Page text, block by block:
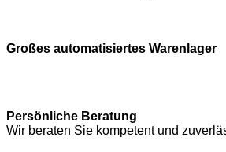
Großes automatisiertes Warenlager
Persönliche Beratung
Wir beraten Sie kompetent und